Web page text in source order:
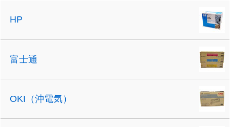
HP
富士通
OKI（沖電気）